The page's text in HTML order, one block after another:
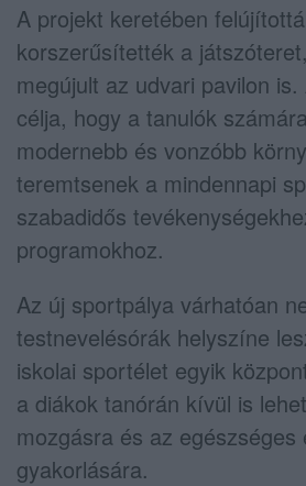
A projekt keretében
korszerűsítették a
megújult az udvari pavilon
célja, hogy a tanulók
modernebb és vonzóbb
teremtsenek a mindennapi
szabadidős
programokhoz.
Az új sportpálya várhatóan
testnevelésórák helyszíne
iskolai sportélet egyik
a diákok tanórán kívül is
mozgásra és az egészséges
gyakorlására.